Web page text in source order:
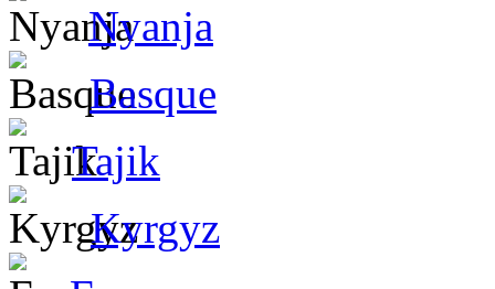
Nyanja
Basque
Tajik
Kyrgyz